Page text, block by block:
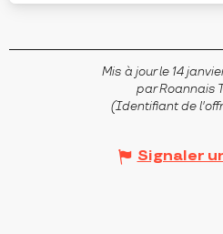
Mis à jour le 14
par Roannais
(Identifiant de
Signaler